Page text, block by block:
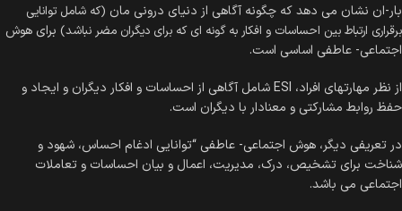
بار-ان نشان می دهد که چگونه آگاهی از دنیای درونی مان (که شامل توانایی
برقراری ارتباط بین احساسات و افکار به گونه ای که برای دیگران مضر نباشد) برای هوش
اجتماعی- عاطفی اساسی است.
از نظر مهارتهای افراد، ESI شامل آگاهی از احساسات و افکار دیگران و ایجاد و
حفظ روابط مشارکتی و معنادار با دیگران است.
در تعریفی دیگر، هوش اجتماعی- عاطفی “توانایی ادغام احساس، شهود و
شناخت برای تشخیص، درک، مدیریت، اعمال و بیان احساسات و تعاملات
اجتماعی می باشد.